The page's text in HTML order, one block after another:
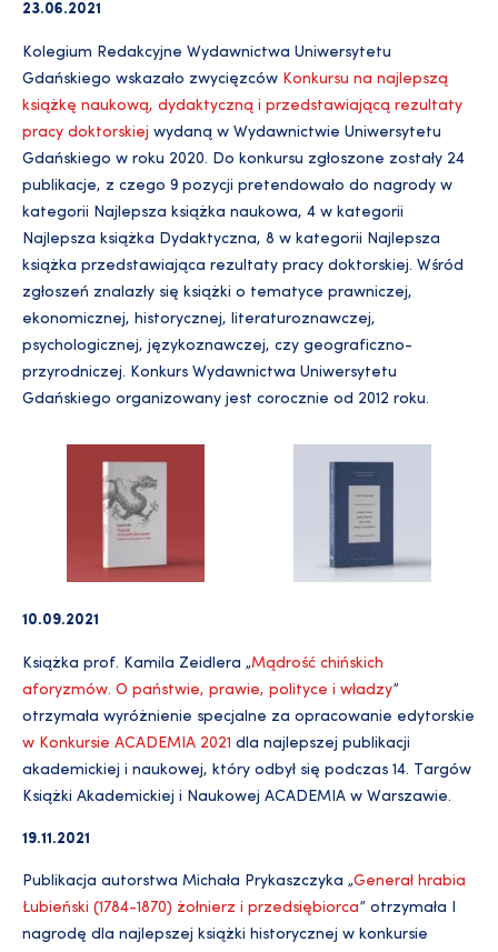
23.06.2021
Kolegium Redakcyjne Wydawnictwa Uniwersytetu
Gdańskiego wskazało zwycięzców Konkursu na najlepszą
książkę naukową, dydaktyczną i przedstawiającą rezultaty
pracy doktorskiej wydaną w Wydawnictwie Uniwersytetu
Gdańskiego w roku 2020. Do konkursu zgłoszone zostały 24
publikacje, z czego 9 pozycji pretendowało do nagrody w
kategorii Najlepsza książka naukowa, 4 w kategorii
Najlepsza książka Dydaktyczna, 8 w kategorii Najlepsza
książka przedstawiająca rezultaty pracy doktorskiej. Wśród
zgłoszeń znalazły się książki o tematyce prawniczej,
ekonomicznej, historycznej, literaturoznawczej,
psychologicznej, językoznawczej, czy geograficzno-
przyrodniczej. Konkurs Wydawnictwa Uniwersytetu
Gdańskiego organizowany jest corocznie od 2012 roku.
10.09.2021
Książka prof. Kamila Zeidlera „Mądrość chińskich
aforyzmów. O państwie, prawie, polityce i władzy”
otrzymała wyróżnienie specjalne za opracowanie edytorskie
w Konkursie ACADEMIA 2021 dla najlepszej publikacji
akademickiej i naukowej, który odbył się podczas 14. Targów
Książki Akademickiej i Naukowej ACADEMIA w Warszawie.
19.11.2021
Publikacja autorstwa Michała Prykaszczyka „Generał hrabia
Łubieński (1784-1870) żołnierz i przedsiębiorca” otrzymała I
nagrodę dla najlepszej książki historycznej w konkursie